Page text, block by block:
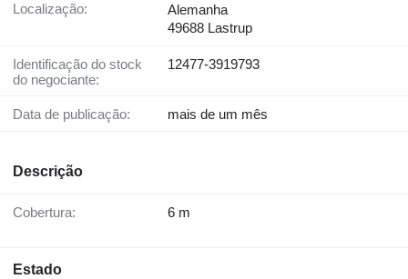
Localização:
Alemanha
49688 Lastrup
Identificação do stock
do negociante:
12477-3919793
Data de publicação: mais de um mês
Descrição
Cobertura: 6 m
Estado